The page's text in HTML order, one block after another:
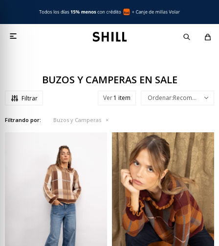

BUZOS Y CAMPERAS EN SALE
Ver Recomendados
Filtrando por: Buzos y Camperas